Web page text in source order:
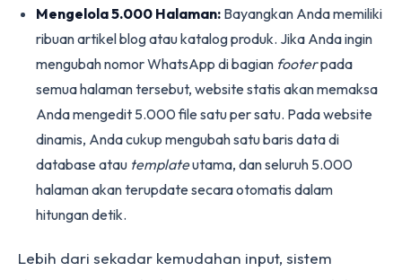
Mengelola 5.000 Halaman: Bayangkan Anda memiliki
ribuan artikel blog atau katalog produk. Jika Anda ingin
mengubah nomor WhatsApp di bagian footerpada
semua halaman tersebut, website statis akan memaksa
Anda mengedit 5.000 file satu per satu. Pada website
dinamis, Anda cukup mengubah satu baris data di
database atau templateutama, dan seluruh 5.000
halaman akan terupdate secara otomatis dalam
hitungan detik.
Lebih dari sekadar kemudahan input, sistem